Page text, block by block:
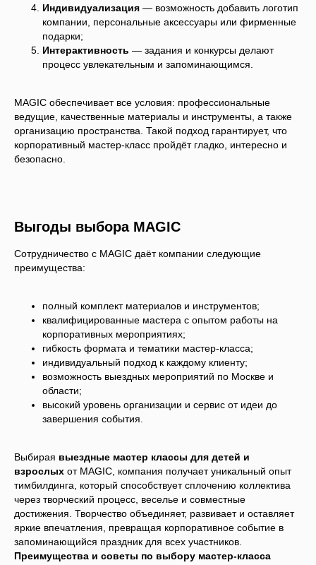
Индивидуализация — возможность добавить логотип
компании, персональные аксессуары или фирменные
подарки;
Интерактивность — задания и конкурсы делают
процесс увлекательным и запоминающимся.
MAGIC обеспечивает все условия: профессиональные
ведущие, качественные материалы и инструменты, а также
организацию пространства. Такой подход гарантирует, что
корпоративный мастер-класс пройдёт гладко, интересно и
безопасно.
Выгоды выбора MAGIC
Сотрудничество с MAGIC даёт компании следующие
преимущества:
полный комплект материалов и инструментов;
квалифицированные мастера с опытом работы на
корпоративных мероприятиях;
гибкость формата и тематики мастер-класса;
индивидуальный подход к каждому клиенту;
возможность выездных мероприятий по Москве и
области;
высокий уровень организации и сервис от идеи до
завершения события.
Выбирая выездные мастер классы для детей и
взрослых от MAGIC, компания получает уникальный опыт
тимбилдинга, который способствует сплочению коллектива
через творческий процесс, веселье и совместные
достижения. Творчество объединяет, развивает и оставляет
яркие впечатления, превращая корпоративное событие в
запоминающийся праздник для всех участников.
Преимущества и советы по выбору мастер-класса